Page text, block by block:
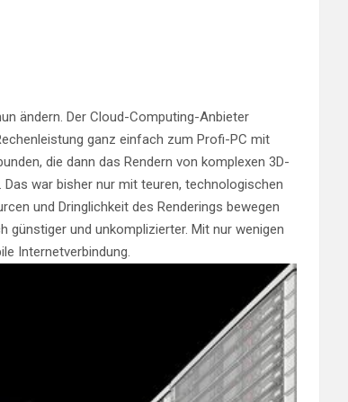
ändern. Der Cloud-Computing-Anbieter
ganz einfach zum Profi-PC mit
die dann das Rendern von komplexen 3D-
war bisher nur mit teuren, technologischen
und Dringlichkeit des Renderings bewegen
und unkomplizierter. Mit nur wenigen
Internetverbindung.